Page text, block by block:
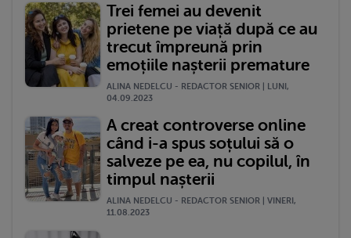
Trei femei au devenit
prietene pe viață după ce au
trecut împreună prin
emoțiile nașterii premature
ALINA NEDELCU - REDACTOR SENIOR | LUNI,
04.09.2023
A creat controverse online
când i-a spus soțului să o
salveze pe ea, nu copilul, în
timpul nașterii
ALINA NEDELCU - REDACTOR SENIOR | VINERI,
11.08.2023